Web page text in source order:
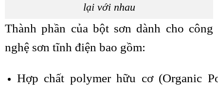
lại với nhau
Thành phần của bột sơn dành cho công
nghệ sơn tĩnh điện bao gồm:
Hợp chất polymer hữu cơ (Organic